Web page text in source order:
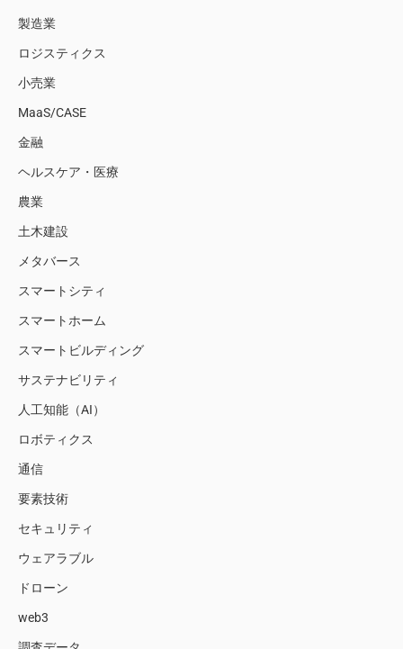
製造業
ロジスティクス
小売業
MaaS/CASE
金融
ヘルスケア・医療
農業
土木建設
メタバース
スマートシティ
スマートホーム
スマートビルディング
サステナビリティ
人工知能（AI）
ロボティクス
通信
要素技術
セキュリティ
ウェアラブル
ドローン
web3